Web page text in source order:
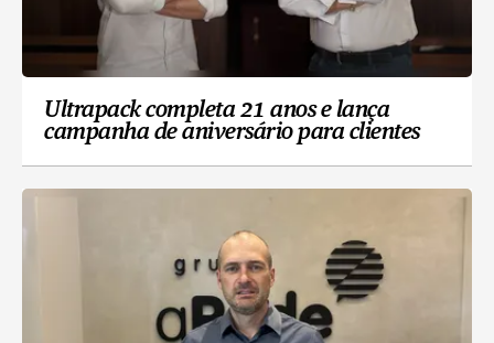
Ultrapack completa 21 anos e lança
campanha de aniversário para clientes